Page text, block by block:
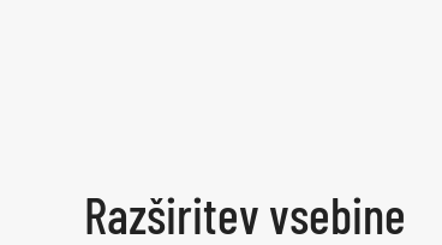
Razširitev vsebine